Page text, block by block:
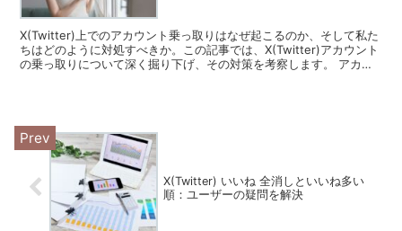
X(Twitter)上でのアカウント乗っ取りはなぜ起こるのか、そして私た
ちはどのように対処すべきか。この記事では、X(Twitter)アカウント
の乗っ取りについて深く掘り下げ、その対策を考察します。 アカウ
X(Twitter) いいね 全消しといいね多い
順：ユーザーの疑問を解決